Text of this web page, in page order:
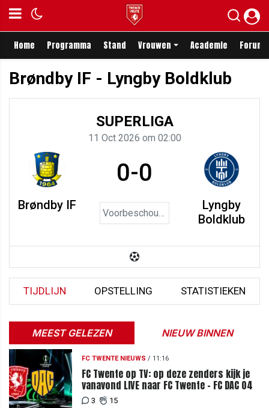
Home Programma Stand Vrouwen Academie Forum
Brøndby IF - Lyngby Boldklub
SUPERLIGA
11 Oct 2026 om 02:00
Brøndby IF
0-0
Lyngby
Boldklub
TIJDLIJN OPSTELLING STATISTIEKEN
MEEST GELEZEN NIEUW BINNEN
FC TWENTE NIEUWS / 11:16
FC Twente op TV: op deze zenders kijk je
vanavond LIVE naar FC Twente - FC DAC 04
3 15